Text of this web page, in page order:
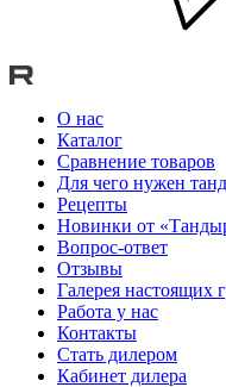
О нас
Каталог
Сравнение товаров
Для чего нужен
Рецепты
Новинки от
Вопрос-ответ
Отзывы
Галерея настоящих
Работа у нас
Контакты
Стать дилером
Кабинет дилера